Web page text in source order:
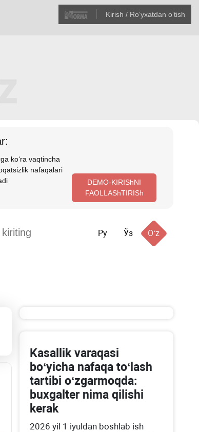
Kirish / Roʻyхatdan oʻtish
koʻra vaqtincha
nafaqalari
DEMO-KIRIShNI
FAOLLAShTIRISh
Ру Ўз Oʻz
Kasallik varaqasi
boʻyicha nafaqa toʻlash
tartibi oʻzgarmoqda:
buхgalter nima qilishi
kerak
2026 yil 1 iyuldan boshlab ish